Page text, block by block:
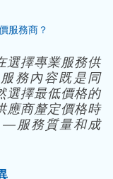
服務商？
選擇專業服務供
務內容既是同
選擇最低價格的
應商釐定價格時
—服務質量和成